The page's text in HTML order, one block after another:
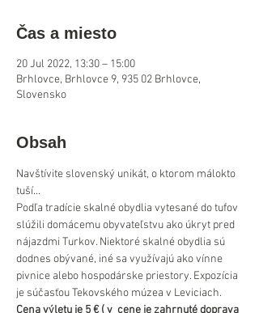
Čas a miesto
20 Jul 2022, 13:30 – 15:00
Brhlovce, Brhlovce 9, 935 02 Brhlovce,
Slovensko
Obsah
Navštívite slovenský unikát, o ktorom málokto
tuší...
Podľa tradície skalné obydlia vytesané do tufov
slúžili domácemu obyvateľstvu ako úkryt pred
nájazdmi Turkov. Niektoré skalné obydlia sú
dodnes obývané, iné sa využívajú ako vínne
pivnice alebo hospodárske priestory. Expozícia
je súčasťou Tekovského múzea v Leviciach.
Cena výletu je 5 € ( v  cene je zahrnuté doprava